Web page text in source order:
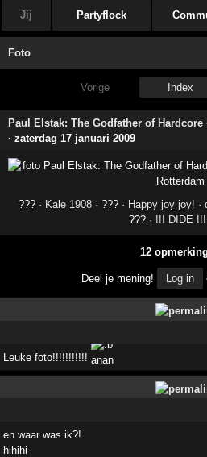
Jij Partyflock
Foto
Vorige Index
Paul Elstak: The Godfather of Hardcore
·zaterdag 17 januari 2009
??? · Kale 1908· ??? · Happy joy joy! ·
??? · !!! DIDE !!!
12
Deel je mening! Log in
Leuke foto!!!!!!!!!!!
en waar was ik?!
hihihi